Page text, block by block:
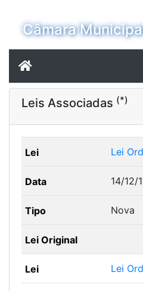
Câmara
Leis Associadas (*)
Lei
14/12/
Nova
Lei